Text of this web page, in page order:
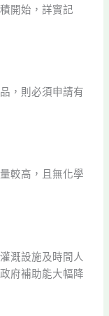
開始，詳實記
，則必須申請有
較高，且無化學
溉設施及時間人
府補助能大幅降